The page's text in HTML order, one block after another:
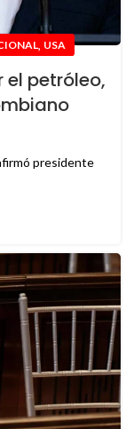
, USA
el petróleo,
presidente